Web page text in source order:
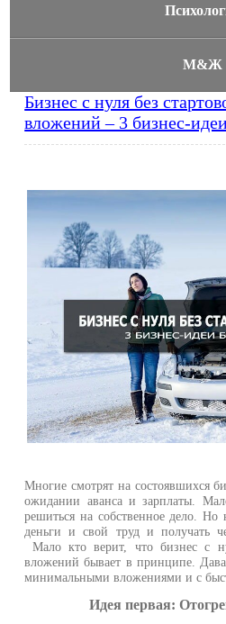
М&Ж
Бизнес с нуля без
вложений – 3 бизнес-
Многие смотрят на состоявшихся
ожидании аванса и зарплаты.
решиться на собственное дело. Но
деньги и свой труд и получать
Мало кто верит, что бизнес с
вложений бывает в принципе.
минимальными вложениями и с
Идея первая: